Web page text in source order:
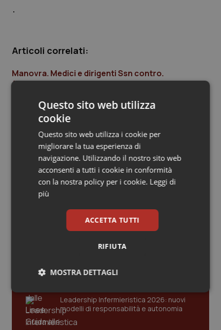
Umbria
Valle D’Aosta
Veneto
Oftalmologia
Oncodermatologia
Oncoematologia
Oncologia & Nutrizione
Psoriasi & pelle
Quotidiano Cardiologia
Quotidiano Chirurgia
Quotidiano Oncologia
Quotidiano Pediatria
Articoli correlati:
Manovra. Medici e dirigenti Ssn contro.
Anaao: “Governo e Parlamento ‘avari’ con
17 Dicembre 2019
© Riproduzione riservata
Ultime analisi e review da QS Pro
Gold
compliance, GDPR e Risk management
Gestione dell'Ipertensione resistente:
Leadership Infermieristica 2026: nuovi
modelli di responsabilità e autonomia
Questo sito web utilizza
cookie
Questo sito web utilizza i cookie per
migliorare la tua esperienza di
navigazione. Utilizzando il nostro sito web
acconsenti a tutti i cookie in conformità
con la nostra policy per i cookie. Leggi di
più
ACCETTA TUTTI
RIFIUTA
MOSTRA DETTAGLI
Necessari Statistici Marketing